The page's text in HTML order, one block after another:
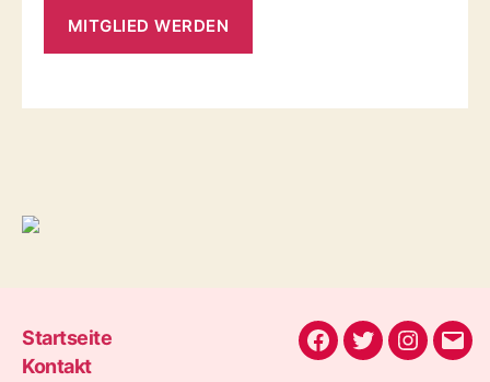
MITGLIED WERDEN
Startseite
Kontakt
Facebook
Twitter
E-